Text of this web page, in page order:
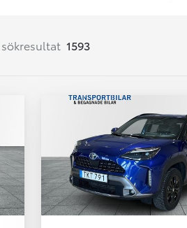
Corolla
HYBRID
1593